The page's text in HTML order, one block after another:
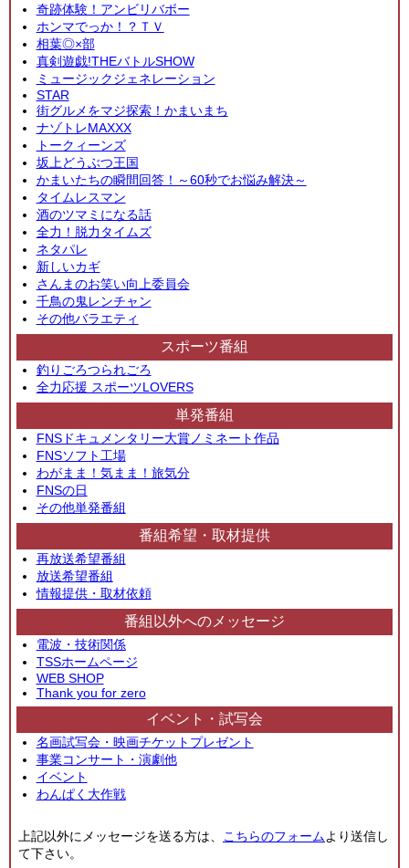
奇跡体験！アンビリバボー
ホンマでっか！？ＴＶ
相葉◎×部
真剣遊戯!THEバトルSHOW
ミュージックジェネレーション
STAR
街グルメをマジ探索！かまいまち
ナゾトレMAXXX
トークィーンズ
坂上どうぶつ王国
かまいたちの瞬間回答！～60秒でお悩み解決～
タイムレスマン
酒のツマミになる話
全力！脱力タイムズ
ネタパレ
新しいカギ
さんまのお笑い向上委員会
千鳥の鬼レンチャン
その他バラエティ
スポーツ番組
釣りごろつられごろ
全力応援 スポーツLOVERS
単発番組
FNSドキュメンタリー大賞ノミネート作品
FNSソフト工場
わがまま！気まま！旅気分
FNSの日
その他単発番組
番組希望・取材提供
再放送希望番組
放送希望番組
情報提供・取材依頼
番組以外へのメッセージ
電波・技術関係
TSSホームページ
WEB SHOP
Thank you for zero
イベント・試写会
名画試写会・映画チケットプレゼント
事業コンサート・演劇他
イベント
わんぱく大作戦
上記以外にメッセージを送る方は、 こちらのフォームより送信し
て下さい。